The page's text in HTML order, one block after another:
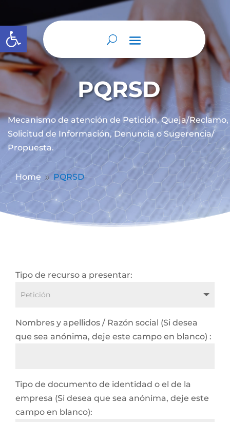
Abrir barra de herramientas
PQRSD
Mecanismo de atención de Petición, Queja/Reclamo,
Solicitud de Información, Denuncia o Sugerencia/
Propuesta.
Home 9 PQRSD
Tipo de recurso a presentar:
Nombres y apellidos / Razón social (Si desea
que sea anónima, deje este campo en blanco) :
Tipo de documento de identidad o el de la
empresa (Si desea que sea anónima, deje este
campo en blanco):